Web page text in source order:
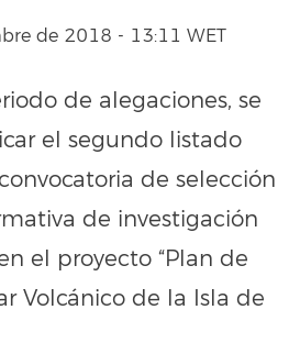
de 2018 - 13:11 WET
de alegaciones, se
el segundo listado
de selección
de investigación
el proyecto “Plan de
Volcánico de la Isla de